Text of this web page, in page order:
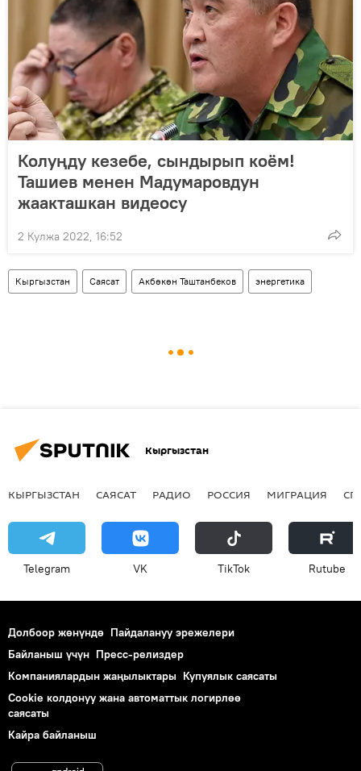
Колуңду кезебе, сындырып коём!
Ташиев менен Мадумаровдун
жаакташкан видеосу
2 Кулжа 2022, 16:52
Кыргызстан Саясат Акбөкөн Таштанбеков энергетика
Кыргызстан
КЫРГЫЗСТАН САЯСАТ РАДИО РОССИЯ МИГРАЦИЯ
Telegram VK ТikТоk Rutube
Долбоор жөнүндө Пайдалануу эрежелери
Байланыш үчүн Пресс-релиздер
Компаниялардын жаңылыктары Купуялык саясаты
Cookie колдонуу жана автоматтык логирлөө
саясаты
Кайра байланыш